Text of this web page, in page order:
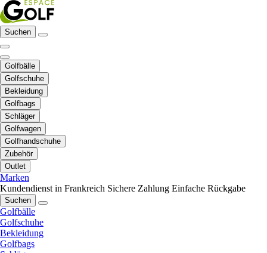
Suchen
Golfbälle
Golfschuhe
Bekleidung
Golfbags
Schläger
Golfwagen
Golfhandschuhe
Zubehör
Outlet
Marken
Kundendienst in Frankreich Sichere Zahlung Einfache Rückgabe
Suchen
Golfbälle
Golfschuhe
Bekleidung
Golfbags